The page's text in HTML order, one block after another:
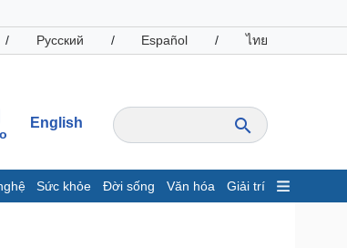
/ Русский / Español / ไทย
English
Sức khỏe Đời sống Văn hóa Giải trí